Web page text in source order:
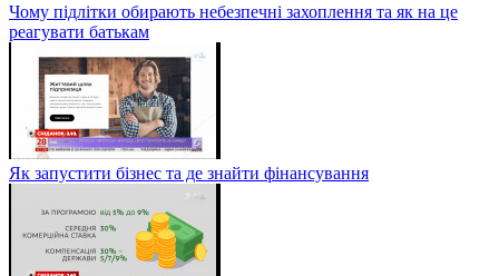
Чому підлітки обирають небезпечні захоплення та як на це
реагувати батькам
Як запустити бізнес та де знайти фінансування